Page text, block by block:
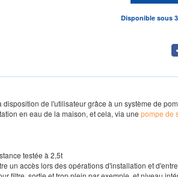
Disponible sous
de l'utilisateur grâce à un système de
en eau de la maison, et cela, via une pompe de
testée à 2,5t
un accès lors des opérations d'installation et